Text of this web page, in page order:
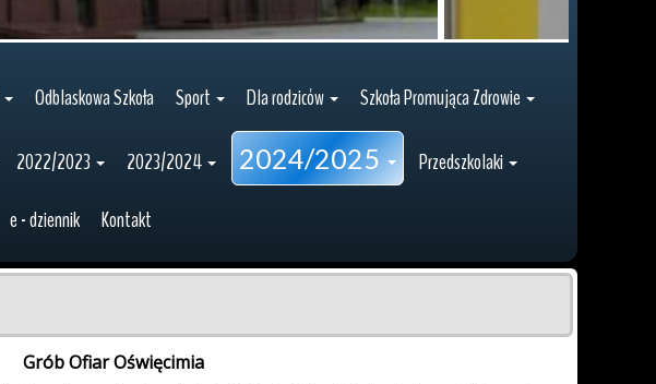
Odblaskowa Szkoła Sport Dla rodziców Szkoła Promująca Zdrowie
2022/2023 2023/2024 2024/2025
Przedszkolaki
e - dziennik Kontakt
Grób Ofiar Oświęcimia